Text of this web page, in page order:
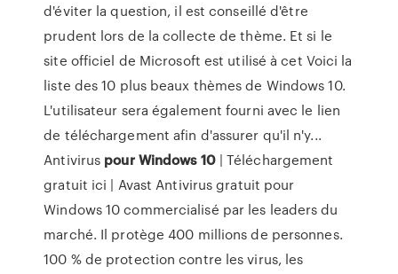
d'éviter la question, il est conseillé d'être
prudent lors de la collecte de thème. Et si le
site officiel de Microsoft est utilisé à cet Voici la
liste des 10 plus beaux thèmes de Windows 10.
L'utilisateur sera également fourni avec le lien
de téléchargement afin d'assurer qu'il n'y...
Antivirus pour Windows 10| Téléchargement
gratuit ici | Avast Antivirus gratuit pour
Windows 10 commercialisé par les leaders du
marché. Il protège 400 millions de personnes.
100 % de protection contre les virus, les